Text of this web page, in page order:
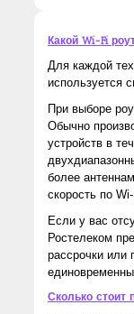
Какой Wi-Fi
Для каждой
используется
При выборе
Обычно
устройств в
более
скорость по
Если у вас
Ростелеком
рассрочки или
Сколько стоит